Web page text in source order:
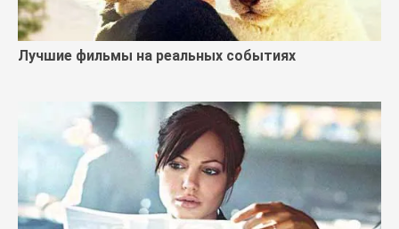
Лучшие фильмы на реальных событиях